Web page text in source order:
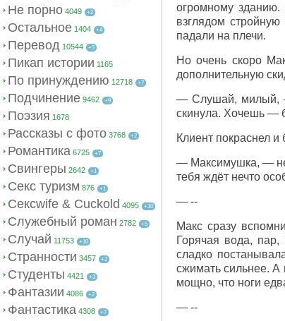
Не порно 4049 +2
Остальное 1404 +4
Перевод 10544 +5
Пикап истории 1165
По принуждению 12718 +7
Подчинение 9462 +9
Поэзия 1678
Рассказы с фото 3768 +2
Романтика 6725 +7
Свингеры 2642 +1
Секс туризм 876 +1
Сексwife & Cuckold 4095 +10
Служебный роман 2782 +5
Случай 11753 +10
Странности 3457 +2
Студенты 4421 +3
Фантазии 4086 +2
Фантастика 4308 +7
огромному зданию.
взглядом
падали на плечи.
Но очень скоро
дополнительную
— Слушай, милый,
скинула. Хочешь —
Клиент покраснел и
— Максимушка, —
тебя ждёт нечто
— --
Макс сразу
Горячая вода,
сладко
сжимать сильнее. А
мощно, что ноги
— --